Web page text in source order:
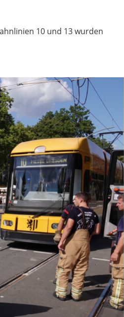
10 und 13 wurden